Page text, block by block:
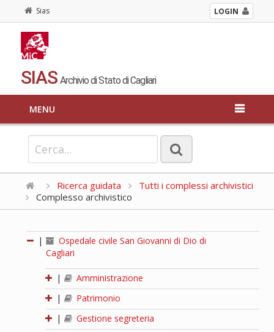
Sias LOGIN
SIAS Archivio di Stato di Cagliari
MENU
Ricerca guidata
Tutti i complessi archivistici
Complesso archivistico
|
Ospedale civile San Giovanni di Dio di
Cagliari
|
Amministrazione
|
Patrimonio
|
Gestione segreteria